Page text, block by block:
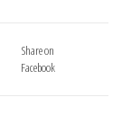
Share on
Facebook